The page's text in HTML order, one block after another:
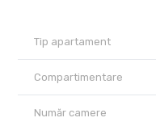
Tip apartament
Compartimentare
Număr camere